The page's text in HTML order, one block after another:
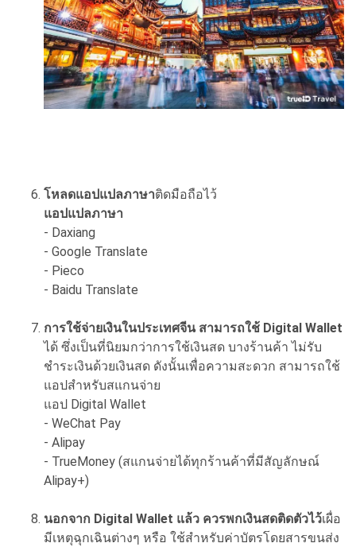
โหลดแอปแปลภาษาติดมือถือไว้
แอปแปลภาษา
- Daxiang
- Google Translate
- Pieco
- Baidu Translate
การใช้จ่ายเงินในประเทศจีน สามารถใช้ Digital Wallet
ได้ ซึ่งเป็นที่นิยมกว่าการใช้เงินสด บางร้านค้า ไม่รับ
ชำระเงินด้วยเงินสด ดังนั้นเพื่อความสะดวก สามารถใช้
แอปสำหรับสแกนจ่าย
แอป Digital Wallet
- WeChat Pay
- Alipay
- TrueMoney (สแกนจ่ายได้ทุกร้านค้าที่มีสัญลักษณ์
Alipay+)
นอกจาก Digital Wallet แล้ว ควรพกเงินสดติดตัวไว้เผื่อ
มีเหตุฉุกเฉินต่างๆ หรือ ใช้สำหรับค่าบัตรโดยสารขนส่ง